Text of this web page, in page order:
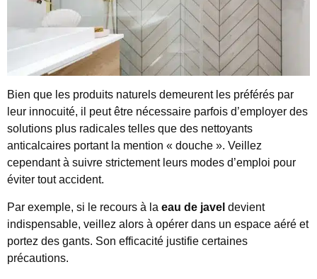
Bien que les produits naturels demeurent les préférés par
leur innocuité, il peut être nécessaire parfois d’employer des
solutions plus radicales telles que des nettoyants
anticalcaires portant la mention « douche ». Veillez
cependant à suivre strictement leurs modes d’emploi pour
éviter tout accident.
Par exemple, si le recours à la eau de javel devient
indispensable, veillez alors à opérer dans un espace aéré et
portez des gants. Son efficacité justifie certaines
précautions.